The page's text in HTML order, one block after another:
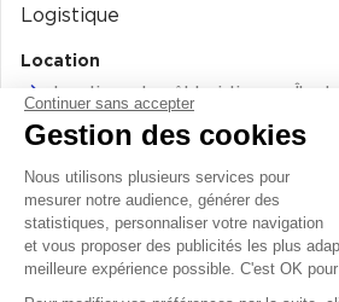
Logistique
Location
Location entrepôt logistique en Île-
Location entrepôt logistique Pas-de-
Location de bâtiments logistiques en
Location Logistique Bouches-Du-Rhône
Continuer sans accepter
Gestion des cookies
Nous utilisons plusieurs services pour
mesurer notre audience, générer des
statistiques, personnaliser votre navigation
et vous proposer des publicités les plus
meilleure expérience possible. C'est OK